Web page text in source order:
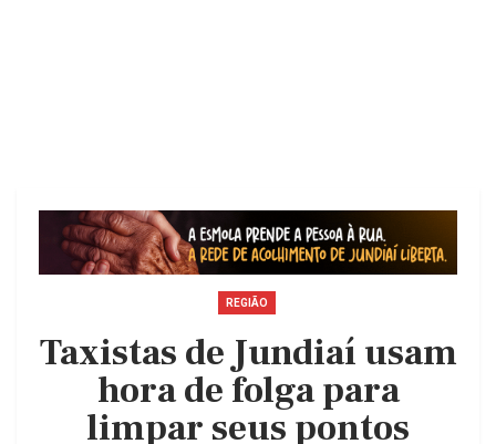
REGIÃO
Taxistas de Jundiaí usam
hora de folga para
limpar seus pontos